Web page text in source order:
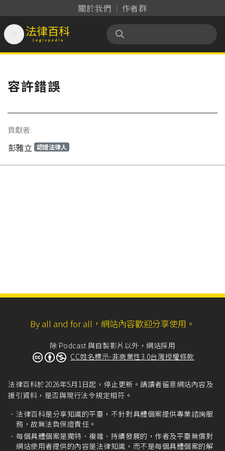
關於我們 作者群
法律百科 Legispedia
容許錯誤
貢獻者:
彭雅立 認證法律人
By all and for all，網站內容歡迎分享使用。
除 Podcast 與自製影片以外，網站採用
CC姓名標示-非商業性3.0台灣授權條款
法律百科於2026年5月1日起，停止更新。請讀者留意網站內容及
援引資料，是否與現行法令規定相符。
法律百科是分享知識的平臺，不針對具體個案提供專業諮詢服
務，故無法負保證責任。
每個具體個案是獨特、複雜、持續發展的，作者及平臺無償對
網站使用者提供的內容是法律知識，而不是每個具體個案的解